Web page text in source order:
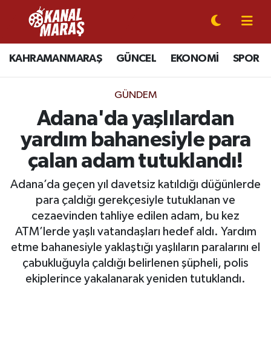
KAHRAMANMARAŞ GÜNCEL EKONOMİ SPOR
GÜNDEM
Adana'da yaşlılardan
yardım bahanesiyle para
çalan adam tutuklandı!
Adana’da geçen yıl davetsiz katıldığı düğünlerde
para çaldığı gerekçesiyle tutuklanan ve
cezaevinden tahliye edilen adam, bu kez
ATM’lerde yaşlı vatandaşları hedef aldı. Yardım
etme bahanesiyle yaklaştığı yaşlıların paralarını el
çabukluğuyla çaldığı belirlenen şüpheli, polis
ekiplerince yakalanarak yeniden tutuklandı.
CANLI YAYIN
KAHRAMANMARAŞ
SPOR
SİYASET
EKONOMİ
GÜNDEM
MAGAZİN
Kahramanmaraş Nöbetçi Eczaneler
Kahramanmaraş Hava Durumu
Kahramanmaraş Trafik Yoğunluk Haritası
Süper Lig Puan Durumu ve Fikstür
Tüm Manşetler
Son Dakika Haberleri
Haber Arşivi